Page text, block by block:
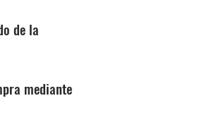
de la
mediante